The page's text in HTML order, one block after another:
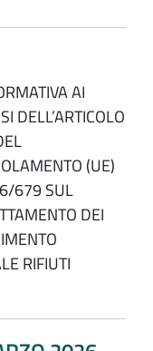
AI
DELL’ARTICOLO
(UE)
679 SUL
DEI
RIFIUTI